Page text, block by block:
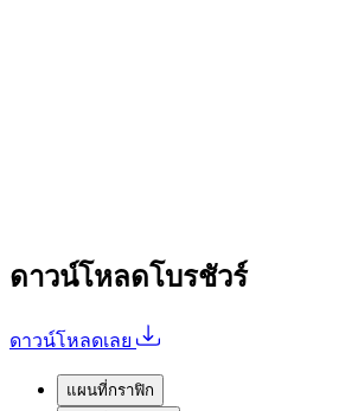
ดาวน์โหลดโบรชัวร์
ดาวน์โหลดเลย
แผนที่กราฟิก